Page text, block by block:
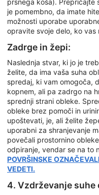
prsnega koša). Prepričajte
je pomembno, da imate
možnosti uporabe
opravite svoje delo, ko vas
Zadrge in žepi:
Naslednja stvar, ki jo je
želite, da ima vaša suha
spredaj, ki vam omogoča,
kopnem, ali pa zadrgo na
sprednji strani obleke.
obleke brez pomoči in
upoštevati, je, ali želite
uporabni za shranjevanje
povečali prostornino
odpiranje, vendar se na to
POVRŠINSKE
VEDETI.
4. Vzdrževanje suhe